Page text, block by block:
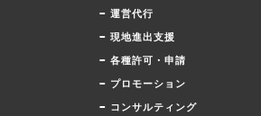
–運営代行
–現地進出支援
–各種許可・申請
– プロモーション
– コンサルティング